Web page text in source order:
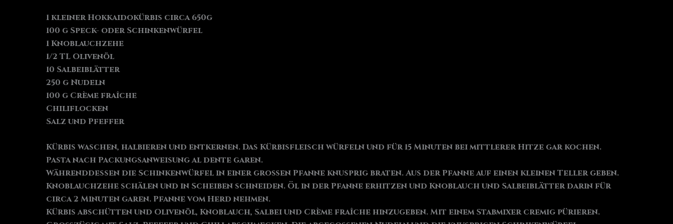
1 kleiner Hokkaidokürbis circa 650g
100 g Speck- oder Schinkenwürfel
1 Knoblauchzehe
1/2 TL Olivenöl
10 Salbeiblätter
250 g Nudeln
100 g Crème fraîche
Chiliflocken
Salz und Pfeffer
Kürbis waschen, halbieren und entkernen. Das Kürbisfleisch würfeln und für 15 Minuten bei mittlerer Hitze gar kochen.
Pasta nach Packungsanweisung al dente garen.
Währenddessen die Schinkenwürfel in einer großen Pfanne knusprig braten. Aus der Pfanne auf einen kleinen Teller geben.
Knoblauchzehe schälen und in Scheiben schneiden. Öl in der Pfanne erhitzen und Knoblauch und Salbeiblätter darin für
circa 2 Minuten garen. Pfanne vom Herd nehmen.
Kürbis abschütten und Olivenöl, Knoblauch, Salbei und Crème fraîche hinzugeben. Mit einem Stabmixer cremig pürieren.